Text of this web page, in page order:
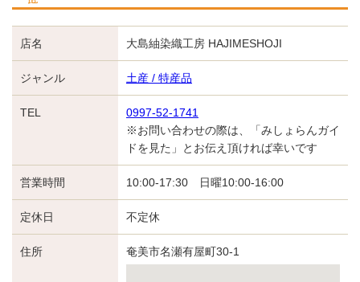
店名 大島紬染織工房 HAJIMESHOJI
ジャンル 土産 / 特産品
TEL
0997-52-1741
※お問い合わせの際は、「みしょらんガイ
ドを見た」とお伝え頂ければ幸いです
営業時間 10:00-17:30 日曜10:00-16:00
定休日 不定休
住所 奄美市名瀬有屋町30-1